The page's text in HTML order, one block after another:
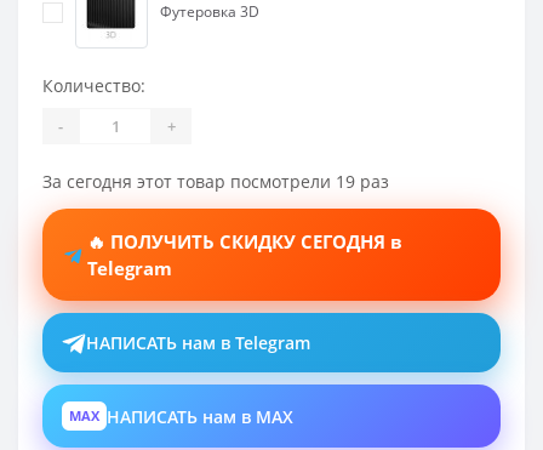
Футеровка 3D
Количество:
- +
За сегодня этот товар посмотрели 19 раз
🔥 ПОЛУЧИТЬ СКИДКУ СЕГОДНЯ в
Telegram
НАПИСАТЬ нам в Telegram
MAX НАПИСАТЬ нам в MAX